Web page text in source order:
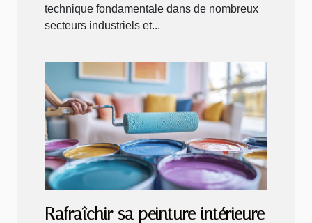
technique fondamentale dans de nombreux
secteurs industriels et...
Rafraîchir sa peinture intérieure